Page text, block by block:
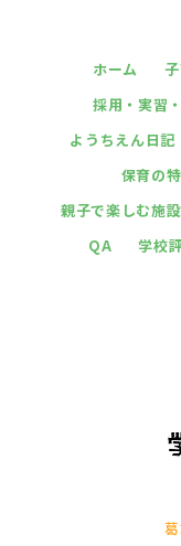
ホーム
採用・実習
ようちえん日記
保育の
親子で楽しむ施
QA
学校